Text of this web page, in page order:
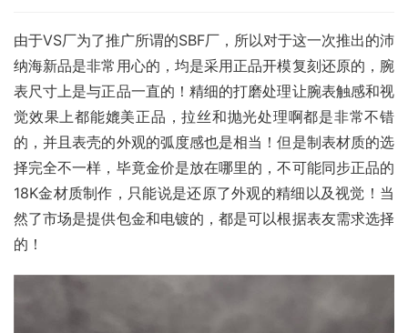
由于VS厂为了推广所谓的SBF厂，所以对于这一次推出的沛
纳海新品是非常用心的，均是采用正品开模复刻还原的，腕
表尺寸上是与正品一直的！精细的打磨处理让腕表触感和视
觉效果上都能媲美正品，拉丝和抛光处理啊都是非常不错
的，并且表壳的外观的弧度感也是相当！但是制表材质的选
择完全不一样，毕竟金价是放在哪里的，不可能同步正品的
18K金材质制作，只能说是还原了外观的精细以及视觉！当
然了市场是提供包金和电镀的，都是可以根据表友需求选择
的！